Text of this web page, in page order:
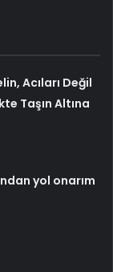
Acıları Değil
Taşın Altına
yol onarım